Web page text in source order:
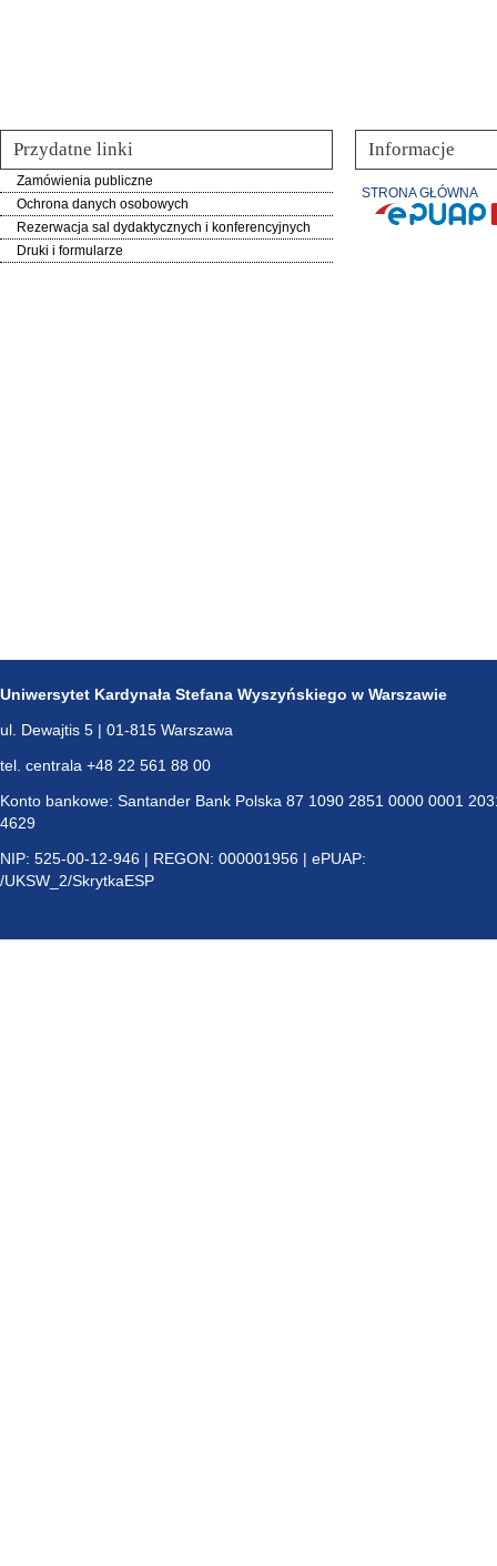
Przydatne linki
Zamówienia publiczne
Ochrona danych osobowych
Rezerwacja sal dydaktycznych i konferencyjnych
Druki i formularze
Informacje
STRONA GŁÓWNA
Uniwersytet Kardynała Stefana Wyszyńskiego w Warszawie
ul. Dewajtis 5 | 01-815 Warszawa
tel. centrala +48 22 561 88 00
Konto bankowe: Santander Bank Polska 87 1090 2851 0000 0001
4629
NIP: 525-00-12-946 | REGON: 000001956 | ePUAP:
/UKSW_2/SkrytkaESP